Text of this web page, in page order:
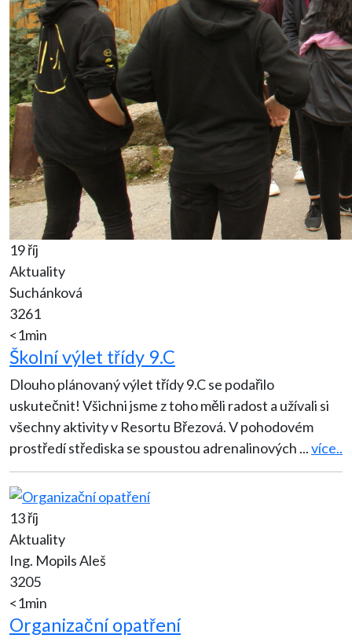
19 říj
Aktuality
Suchánková
3261
<1min
Školní výlet třídy 9.C
Dlouho plánovaný výlet třídy 9.C se podařilo
uskutečnit! Všichni jsme z toho měli radost a užívali si
všechny aktivity v Resortu Březová. V pohodovém
prostředí střediska se spoustou adrenalinových ...více..
13 říj
Aktuality
Ing. Mopils Aleš
3205
<1min
Organizační opatření